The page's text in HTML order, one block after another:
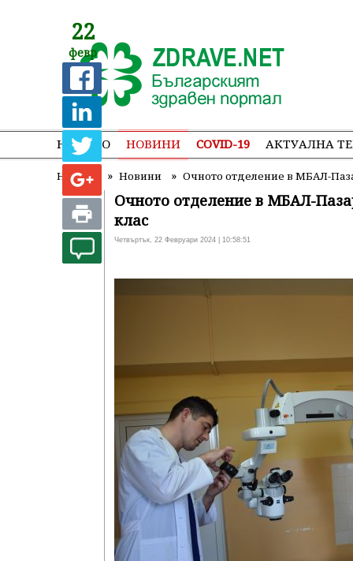
НАЧАЛО НОВИНИ COVID-19 АКТУАЛНА
Начало » Новини » Очното отделение в МБАЛ-
22
февр
Очното отделение в МБАЛ-
клас
Четвъртък, 22 Февруари 2024 | 10:58:51